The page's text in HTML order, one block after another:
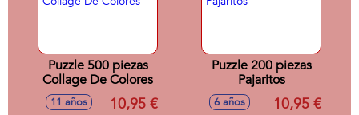
Puzzle 500 piezas
Collage De Colores
11 años 10,95 €
Puzzle 200 piezas
Pajaritos
6 años 10,95 €